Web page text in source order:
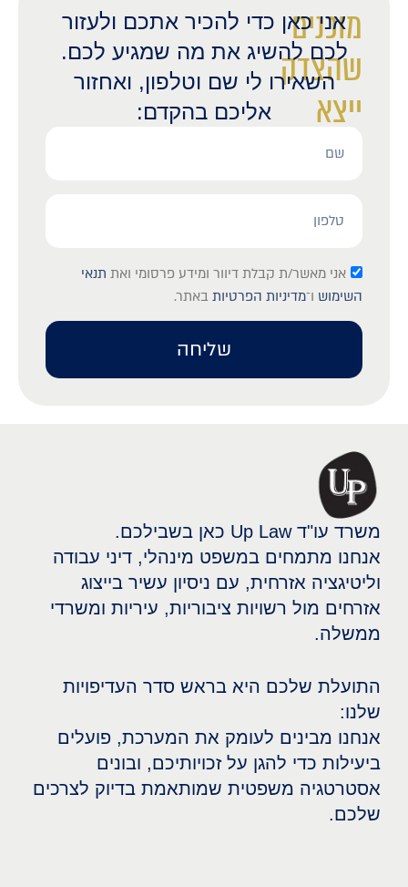
מוכנים
שהצדק
ייצא
לאור?
אני כאן כדי להכיר אתכם ולעזור
לכם להשיג את מה שמגיע לכם.
השאירו לי שם וטלפון, ואחזור
אליכם בהקדם:
אני מאשר/ת קבלת דיוור ומידע פרסומי ואת תנאי
השימוש ו־מדיניות הפרטיות באתר.
שליחה
משרד עו"ד Up Law כאן בשבילכם.
אנחנו מתמחים במשפט מינהלי, דיני עבודה
וליטיגציה אזרחית, עם ניסיון עשיר בייצוג
אזרחים מול רשויות ציבוריות, עיריות ומשרדי
ממשלה.
התועלת שלכם היא בראש סדר העדיפויות
שלנו:
אנחנו מבינים לעומק את המערכת, פועלים
ביעילות כדי להגן על זכויותיכם, ובונים
אסטרטגיה משפטית שמותאמת בדיוק לצרכים
שלכם.